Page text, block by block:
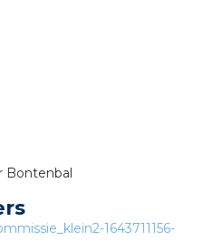
Bontenbal